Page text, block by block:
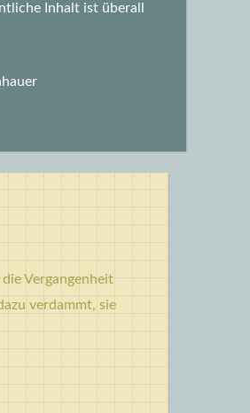
Inhalt ist überall
Vergangenheit
verdammt, sie